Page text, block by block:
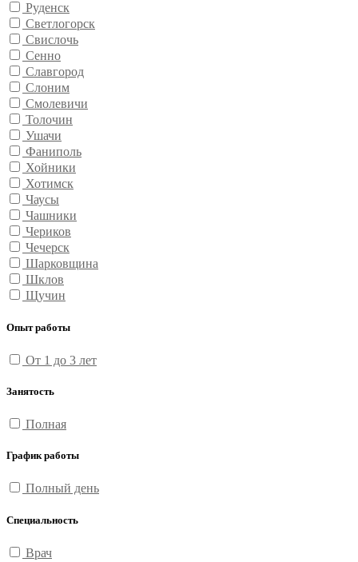
Руденск
Светлогорск
Свислочь
Сенно
Славгород
Слоним
Смолевичи
Толочин
Ушачи
Фаниполь
Хойники
Хотимск
Чаусы
Чашники
Чериков
Чечерск
Шарковщина
Шклов
Щучин
Опыт работы
От 1 до 3 лет
Занятость
Полная
График работы
Полный день
Специальность
Врач